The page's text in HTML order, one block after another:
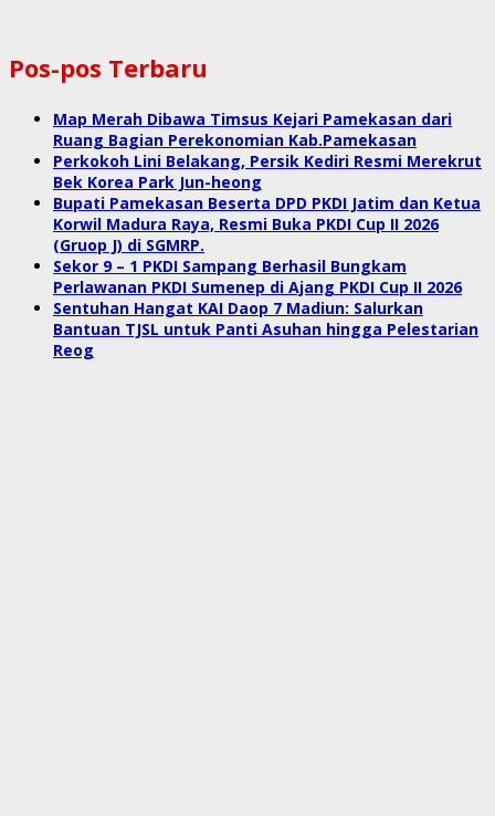
Pos-pos Terbaru
Map Merah Dibawa Timsus Kejari Pamekasan dari
Ruang Bagian Perekonomian Kab.Pamekasan
Perkokoh Lini Belakang, Persik Kediri Resmi Merekrut
Bek Korea Park Jun-heong
Bupati Pamekasan Beserta DPD PKDI Jatim dan Ketua
Korwil Madura Raya, Resmi Buka PKDI Cup II 2026
(Gruop J) di SGMRP.
Sekor 9 – 1 PKDI Sampang Berhasil Bungkam
Perlawanan PKDI Sumenep di Ajang PKDI Cup II 2026
Sentuhan Hangat KAI Daop 7 Madiun: Salurkan
Bantuan TJSL untuk Panti Asuhan hingga Pelestarian
Reog